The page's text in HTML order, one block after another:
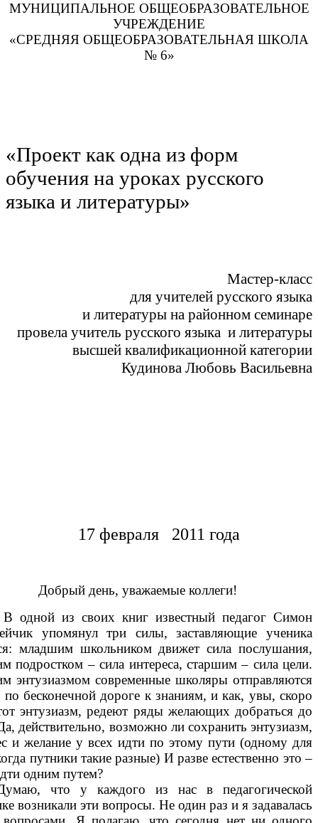
МУНИЦИПАЛЬНОЕ ОБЩЕОБРАЗОВАТЕЛЬНОЕ
УЧРЕЖДЕНИЕ
«СРЕДНЯЯ ОБЩЕОБРАЗОВАТЕЛЬНАЯ ШКОЛА
№ 6»
«Проект как одна из форм
обучения на уроках русского
языка и литературы»
Мастер-класс
для учителей русского языка
и литературы на районном семинаре
провела учитель русского языка и литературы
высшей квалификационной категории
Кудинова Любовь Васильевна
17 февраля 2011 года
Добрый день, уважаемые коллеги!
одной из своих книг известный педагог Симон
упомянул три силы, заставляющие ученика
младшим школьником движет сила послушания,
подростком – сила интереса, старшим – сила цели.
энтузиазмом современные школяры отправляются
по бесконечной дороге к знаниям, и как, увы, скоро
энтузиазм, редеют ряды желающих добраться до
действительно, возможно ли сохранить энтузиазм,
и желание у всех идти по этому пути (одному для
путники такие разные) И разве естественно это –
одним путем?
что у каждого из нас в педагогической
возникали эти вопросы. Не один раз и я задавалась